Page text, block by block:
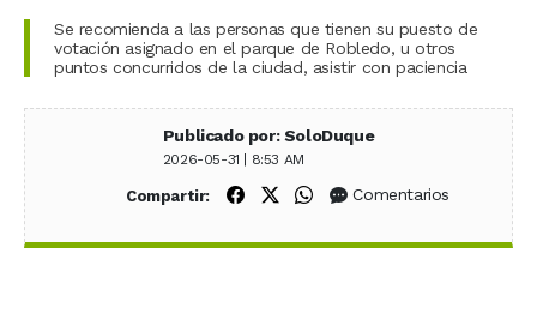
Se recomienda a las personas que tienen su puesto de
votación asignado en el parque de Robledo, u otros
puntos concurridos de la ciudad, asistir con paciencia
Publicado por: SoloDuque
2026-05-31 | 8:53 AM
Compartir: Compartir en Facebook
Compartir en X (Twitter)
Compartir en WhatsApp
Comentarios